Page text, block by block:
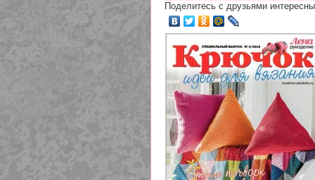
Поделитесь с друзьями